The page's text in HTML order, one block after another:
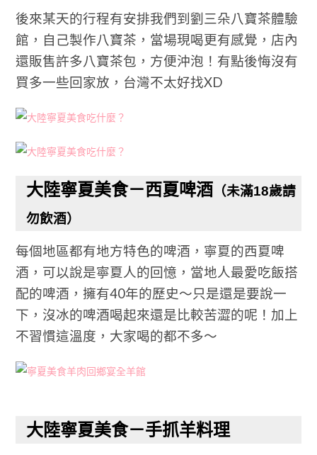
後來某天的行程有安排我們到劉三朵八寶茶體驗
館，自己製作八寶茶，當場現喝更有感覺，店內
還販售許多八寶茶包，方便沖泡！有點後悔沒有
買多一些回家放，台灣不太好找XD
大陸寧夏美食－西夏啤酒 （未滿18歲請
勿飲酒）
每個地區都有地方特色的啤酒，寧夏的西夏啤
酒，可以說是寧夏人的回憶，當地人最愛吃飯搭
配的啤酒，擁有40年的歷史～只是還是要說一
下，沒冰的啤酒喝起來還是比較苦澀的呢！加上
不習慣這溫度，大家喝的都不多～
大陸寧夏美食－手抓羊料理